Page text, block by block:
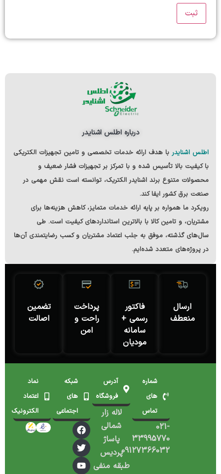
درباره اطلس اشنایدر
اطلس اشنایدر با هدف ارائه خدمات تخصصی و تامین تجهیزات الکتریکی
با کیفیت بالا تأسیس شده و با تمرکز بر تجهیزات فشار ضعیف و
محصولات متنوع برند اشنایدر الکتریک، توانسته است نقش مهمی در
صنعت برق کشور ایفا کند.
رویکرد ما همواره بر پایه ارائه خدمات متمایز، کاهش هزینه‌ها برای
مشتریان، و تامین کالا با بالاترین استانداردهای کیفیت است. طی
سال‌های گذشته، موفق به جلب اعتماد مشتریان و کسب رضایتمندی آن‌ها
در پروژه‌های متعدد شده‌ایم.
ارسال
منعطف
فاکتور
رسمی +
سامانه
مودیان
پرداخت
راحت و
امن
تضمین
اصالت
شماره
های
تماس
021-
33995770
09127366032
آدرس
فروشگاه
لاله زار
شمالی
پاساژ
پردیس
طبقه منفی
شبکه
های
اجتماعی
نماد
اعتماد
الکترونیک